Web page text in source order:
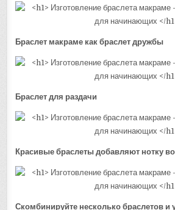
Браслет макраме как браслет дружбы
Браслет для раздачи
Красивые браслеты добавляют нотку
Скомбинируйте несколько браслетов и